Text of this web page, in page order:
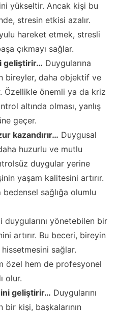
yükseltir. Ancak kişi bu
stresin etkisi azalır.
hareket etmek, stresli
çıkmayı sağlar.
geliştirir… Duygularına
bireyler, daha objektif ve
Özellikle önemli ya da kriz
altında olması, yanlış
geçer.
kazandırır… Duygusal
huzurlu ve mutlu
duygular yerine
yaşam kalitesini artırır.
sağlığa olumlu
duygularını yönetebilen bir
artırır. Bu beceri, bireyin
sağlar.
özel hem de profesyonel
olur.
geliştirir… Duygularını
kişi, başkalarının